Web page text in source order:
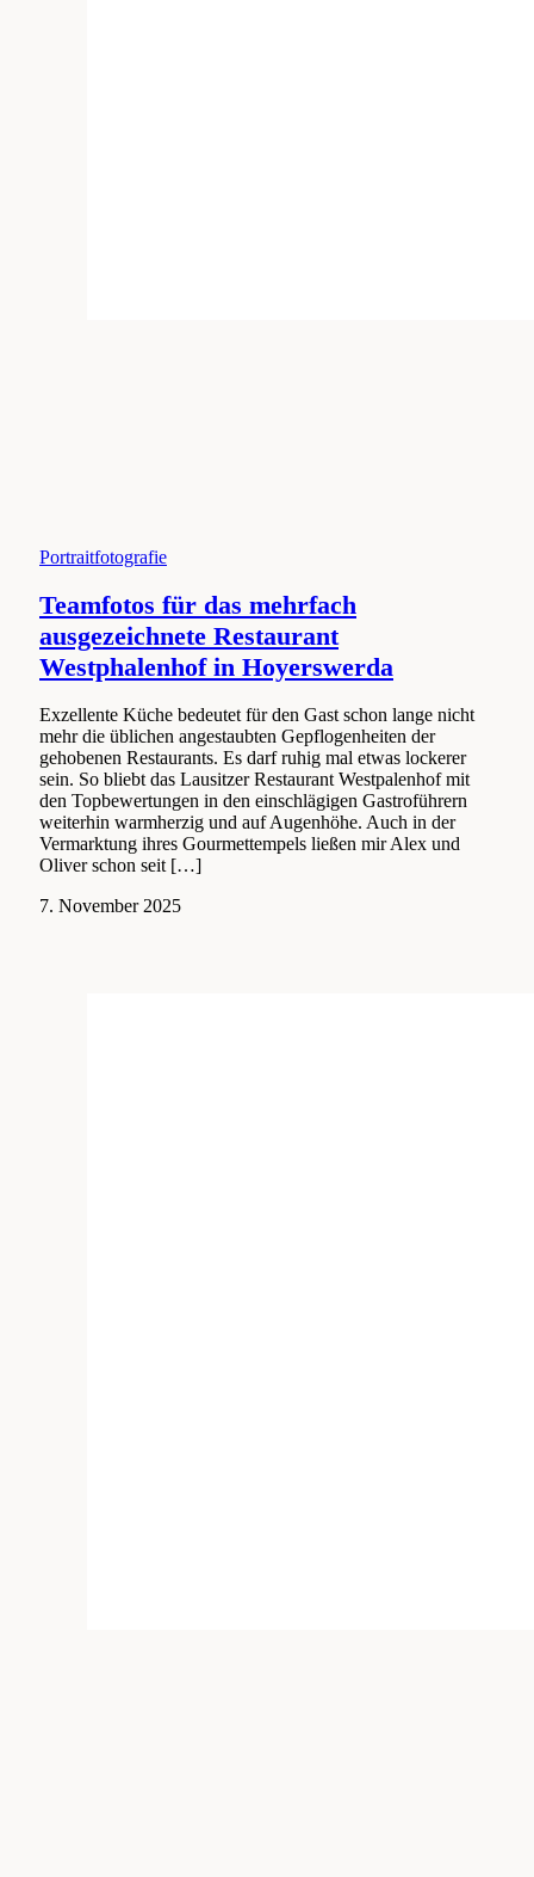
Portraitfotografie
Teamfotos für das mehrfach
ausgezeichnete Restaurant
Westphalenhof in Hoyerswerda
Exzellente Küche bedeutet für den Gast schon lange nicht
mehr die üblichen angestaubten Gepflogenheiten der
gehobenen Restaurants. Es darf ruhig mal etwas lockerer
sein. So bliebt das Lausitzer Restaurant Westpalenhof mit
den Topbewertungen in den einschlägigen Gastroführern
weiterhin warmherzig und auf Augenhöhe. Auch in der
Vermarktung ihres Gourmettempels ließen mir Alex und
Oliver schon seit […]
7. November 20254.